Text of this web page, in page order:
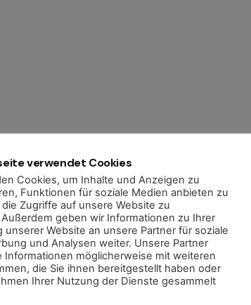
verwendet Cookies
Cookies, um Inhalte und Anzeigen zu
Funktionen für soziale Medien anbieten zu
Zugriffe auf unsere Website zu
geben wir Informationen zu Ihrer
unserer Website an unsere Partner für soziale
und Analysen weiter. Unsere Partner
Informationen möglicherweise mit weiteren
die Sie ihnen bereitgestellt haben oder
Ihrer Nutzung der Dienste gesammelt